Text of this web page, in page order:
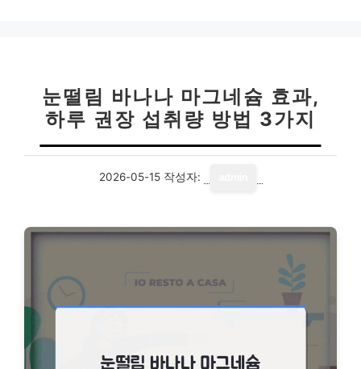
눈떨림 바나나 마그네슘 효과,
하루 권장 섭취량 방법 3가지
2026-05-15 작성자: